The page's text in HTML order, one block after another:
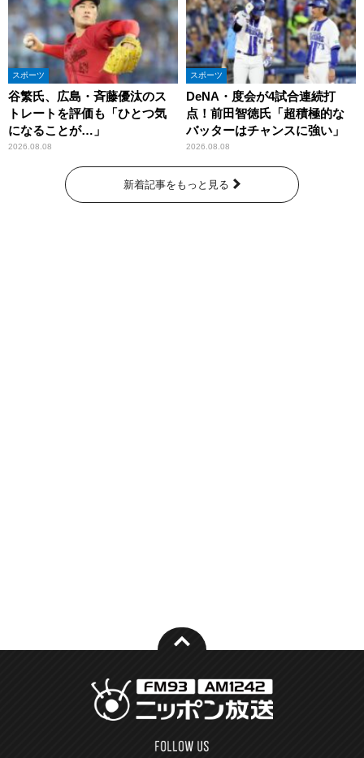
スポーツ
谷繁氏、広島・斉藤優汰のス
トレートを評価も「ひとつ気
になることが…」
2026.08.08
スポーツ
DeNA・度会が4試合連続打
点！前田智徳氏「超積極的な
バッターはチャンスに強い」
2026.08.08
新着記事をもっと見る